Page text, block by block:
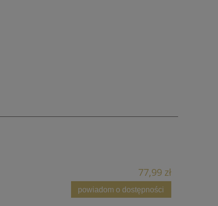
77,99 zł
powiadom o dostępności